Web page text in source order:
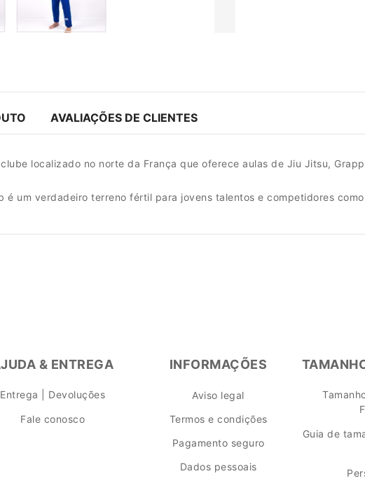
AVALIAÇÕES DE CLIENTES
localizado no norte da França que oferece aulas de Jiu Jitsu,
é um verdadeiro terreno fértil para jovens talentos e competidores
& ENTREGA
Entrega | Devoluções
Fale conosco
INFORMAÇÕES
Aviso legal
Termos e condições
Pagamento seguro
Dados pessoais
Guia de